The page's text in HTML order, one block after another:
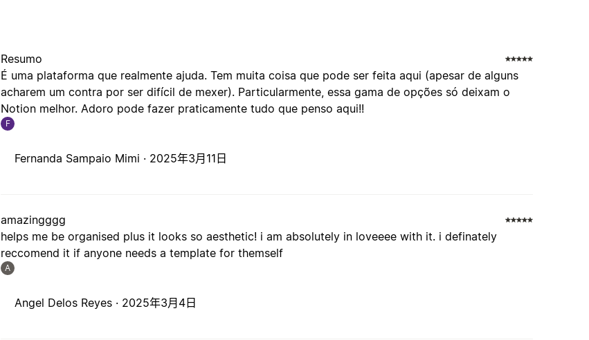
Resumo
É uma plataforma que realmente ajuda. Tem muita coisa que pode ser feita aqui (apesar de alguns
acharem um contra por ser difícil de mexer). Particularmente, essa gama de opções só deixam o
Notion melhor. Adoro pode fazer praticamente tudo que penso aqui!!
F
Fernanda Sampaio Mimi · 2025年3月11日
amazingggg
helps me be organised plus it looks so aesthetic! i am absolutely in loveeee with it. i definately
reccomend it if anyone needs a template for themself
A
Angel Delos Reyes · 2025年3月4日